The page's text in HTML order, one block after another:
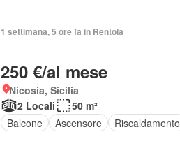
1 settimana, 5 ore fa in Rentola
250 €/al mese
Nicosia, Sicilia
2 Locali
50 m²
Balcone
Ascensore Riscaldamento